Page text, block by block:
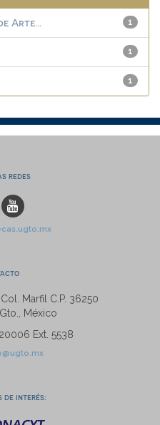
1
Arte...
1
1
redes
Marfil C.P. 36250
México
Ext. 5538
de interés: